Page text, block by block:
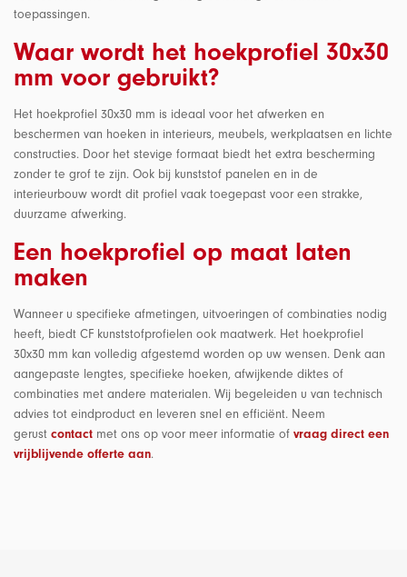
toepassingen.
Waar wordt het hoekprofiel 30x30
mm voor gebruikt?
Het hoekprofiel 30x30 mm is ideaal voor het afwerken en
beschermen van hoeken in interieurs, meubels, werkplaatsen en lichte
constructies. Door het stevige formaat biedt het extra bescherming
zonder te grof te zijn. Ook bij kunststof panelen en in de
interieurbouw wordt dit profiel vaak toegepast voor een strakke,
duurzame afwerking.
Een hoekprofiel op maat laten
maken
Wanneer u specifieke afmetingen, uitvoeringen of combinaties nodig
heeft, biedt CF kunststofprofielen ook maatwerk. Het hoekprofiel
30x30 mm kan volledig afgestemd worden op uw wensen. Denk aan
aangepaste lengtes, specifieke hoeken, afwijkende diktes of
combinaties met andere materialen. Wij begeleiden u van technisch
advies tot eindproduct en leveren snel en efficiënt. Neem
gerust contact met ons op voor meer informatie of vraag direct een
vrijblijvende offerte aan.